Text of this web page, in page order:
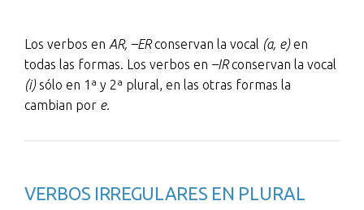
Los verbos en AR, –ERconservan la vocal (a, e)en
todas las formas. Los verbos en –IRconservan la vocal
(i)sólo en 1ª y 2ª plural, en las otras formas la
cambian por e.
VERBOS IRREGULARES EN PLURAL